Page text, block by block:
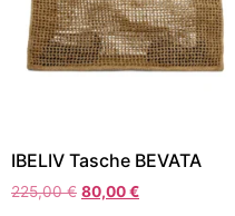
IBELIV Tasche BEVATA
225,00€ 80,00€